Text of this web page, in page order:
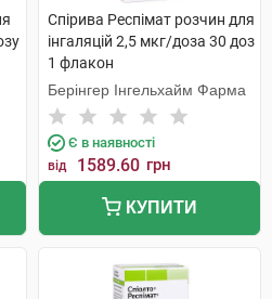
Спірива Респімат розчин для
інгаляцій 2,5 мкг/доза 30 доз
1 флакон
Берінгер Інгельхайм Фарма
Є в наявності
від 1589.60 грн
КУПИТИ